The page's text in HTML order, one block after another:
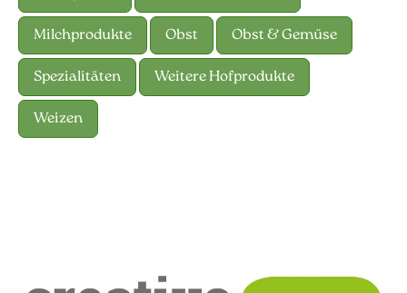
Milchprodukte Obst Obst & Gemüse
Spezialitäten Weitere Hofprodukte
Weizen